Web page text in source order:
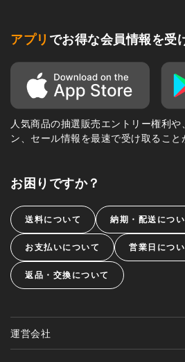
アプリ でお得な会員情報を受
人気商品の抽選販売エントリー権利
ン、セール情報を最速で受け取ること
お困りですか？
送料について 納期・配送につ
お支払いについて 営業日につ
返品・交換について
運営会社